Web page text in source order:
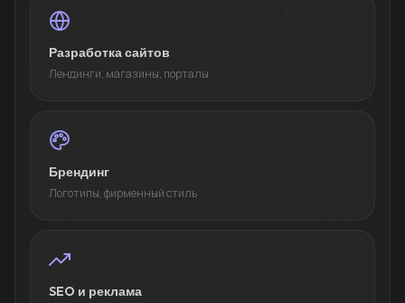
Разработка сайтов
Лендинги, магазины, порталы
Брендинг
Логотипы, фирменный стиль
SEO и реклама